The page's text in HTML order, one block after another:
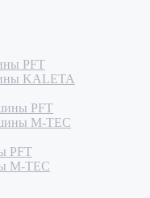
PFT
KALETA
PFT
M-TEC
PFT
M-TEC